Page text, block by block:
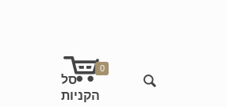
0